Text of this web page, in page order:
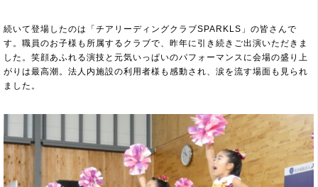
続いて登場したのは「チアリーディングクラブSPARKLS」の皆さんで
す。職員のお子様も所属するクラブで、昨年に引き続きご出演いただきま
した。笑顔あふれる演技と元気いっぱいのパフォーマンスに会場の盛り上
がりは最高潮。法人内施設の利用者様も感動され、涙を流す場面も見られ
ました。